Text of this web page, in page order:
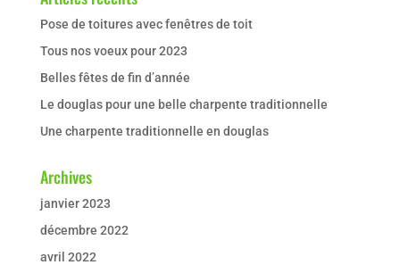
Pose de toitures avec fenêtres de toit
Tous nos voeux pour 2023
Belles fêtes de fin d’année
Le douglas pour une belle charpente traditionnelle
Une charpente traditionnelle en douglas
Archives
janvier 2023
décembre 2022
avril 2022